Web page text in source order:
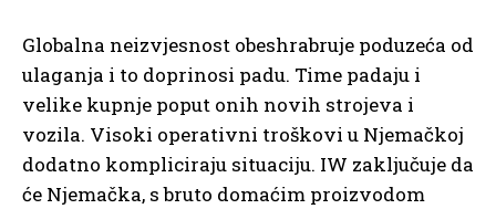
Globalna neizvjesnost obeshrabruje poduzeća od
ulaganja i to doprinosi padu. Time padaju i
velike kupnje poput onih novih strojeva i
vozila. Visoki operativni troškovi u Njemačkoj
dodatno kompliciraju situaciju. IW zaključuje da
će Njemačka, s bruto domaćim proizvodom